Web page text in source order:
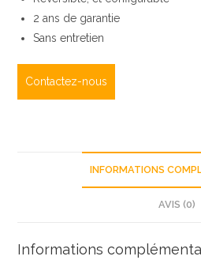
2 ans de garantie
Sans entretien
Contactez-nous
INFORMATIONS
AVIS (0)
Informations